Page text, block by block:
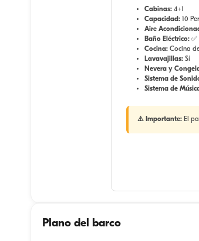
Cabinas: 4+1
Capacidad: 10
Aire
Baño Eléctrico: ✅
Cocina: Cocina
Lavavajillas: Sí
Nevera y
Sistema de
Sistema de
⚠️ Importante: El
Plano del barco